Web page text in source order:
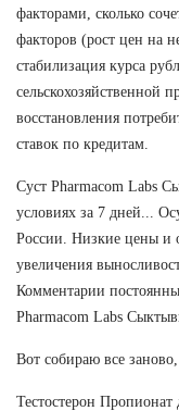
факторами, сколько
факторов (рост цен на
стабилизация курса
сельскохозяйственной
восстановления
ставок по кредитам.
Суст Pharmacom Labs
условиях за 7 дней...
России. Низкие цены и
увеличения
Комментарии
Pharmacom Labs
Вот собираю все
Тестостерон